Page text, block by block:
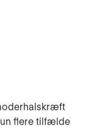
flere tilfælde